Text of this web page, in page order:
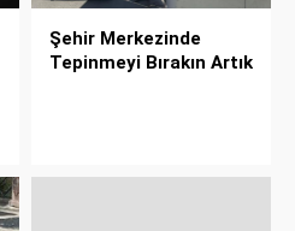
Şehir Merkezinde
Tepinmeyi Bırakın Artık